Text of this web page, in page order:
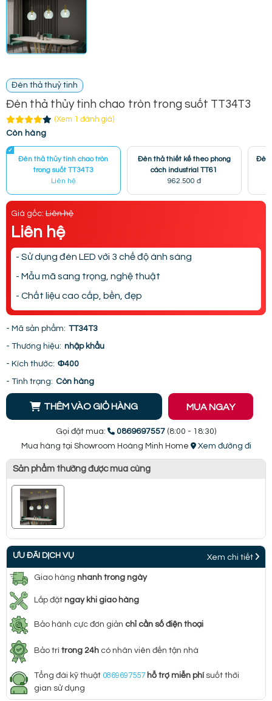
Đèn thả thuỷ tinh
Đèn thả thủy tinh chao tròn trong suốt TT34T3
(Xem 1 đánh giá)
Còn hàng
Đèn thả thủy tinh chao tròn
trong suốt TT34T3
Liên hệ
Đèn thả thiết kế theo phong
cách industrial TT61
962.500 đ
Đèn
Giá gốc: Liên hệ
Liên hệ
- Sử dụng đèn LED với 3 chế độ ánh sáng
- Mẫu mã sang trọng, nghệ thuật
- Chất liệu cao cấp, bền, đẹp
- Mã sản phẩm: TT34T3
- Thương hiệu: nhập khẩu
- Kích thước: Φ400
- Tình trạng: Còn hàng
THÊM VÀO GIỎ HÀNG MUA NGAY
Gọi đặt mua: 0869697557 (8:00 - 18:30)
Mua hàng tại Showroom Hoàng Minh Home
Xem đường đi
Sản phẩm thường được mua cùng
ƯU ĐÃI DỊCH VỤ Xem chi tiết
Giao hàng nhanh trong ngày
Lắp đặt ngay khi giao hàng
Bảo hành cực đơn giản chỉ cần số điện thoại
Bảo trì trong 24h có nhân viên đến tận nhà
Tổng đài kỹ thuật 0869697557 hỗ trợ miễn phísuốt thời
gian sử dụng